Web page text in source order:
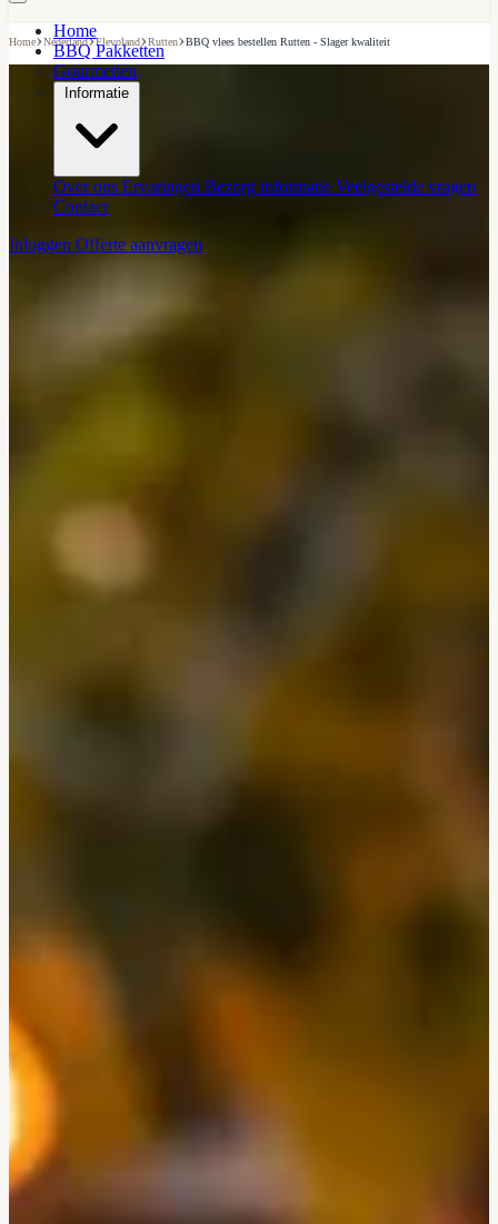
Home
BBQ Pakketten
Gourmetten
Informatie
Over ons Ervaringen Bezorg informatie Veelgestelde vragen
Contact
Inloggen Offerte aanvragen
Home›Nederland›Flevoland›Rutten›BBQ vlees bestellen Rutten - Slager kwaliteit